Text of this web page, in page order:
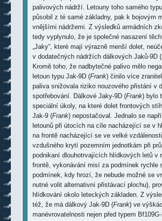
palivových nádrží. Letouny toho samého
působil z té samé základny, pak k bojovým
vnějšími nádržemi. Z výsledků armádních
tedy vyplynulo, že je společné nasazení
„Jaky“, které mají výrazně menší dolet,
v dodatečných nádržích dálkových Jaků-9D (
Kromě toho, že nadbytečné palivo mělo
letoun typu Jak-9D (Frank) činilo více
paliva snižovala riziko nouzového přistání v
spotřebování. Dálkové Jaky-9D (Frank) bylo
speciální úkoly, na které dolet frontových
Jak-9 (Frank) nepostačoval. Jednalo se
letounů při útocích na cíle nacházející se v
na frontě nacházející se ve velké
vzdušného krytí pozemním jednotkám při
podnikaní dlouhotrvajících hlídkových letů v
frontě, vykonávání misí za podmínek rychle
podmínek, kdy hrozí, že nebude možné se
nutné volit alternativní přistávací plochu),
hlídkování okolo leteckých základen. Z
též, že má dálkový Jak-9D (Frank) ve
manévrovatelnosti nejen před typem